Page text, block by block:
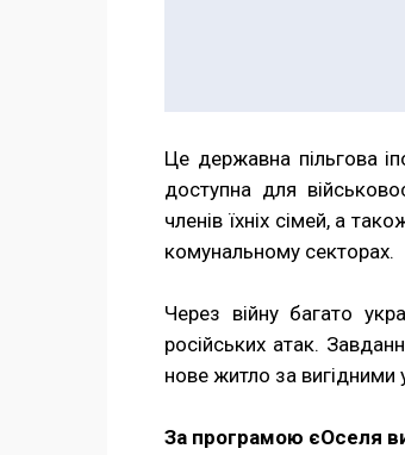
Це державна пільгова
доступна для
членів їхніх сімей, а
комунальному секторах.
Через війну багато
російських атак.
нове житло за
За програмою єОселя